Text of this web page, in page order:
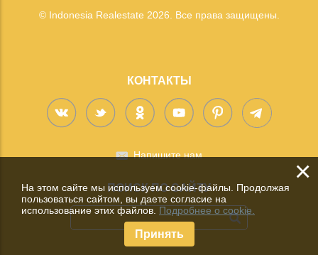
© Indonesia Realestate 2026. Все права защищены.
КОНТАКТЫ
Напишите нам
ПОИСК ПО САЙТУ
×
На этом сайте мы используем cookie-файлы. Продолжая
пользоваться сайтом, вы даете согласие на
использование этих файлов. Подробнее о cookie.
Принять